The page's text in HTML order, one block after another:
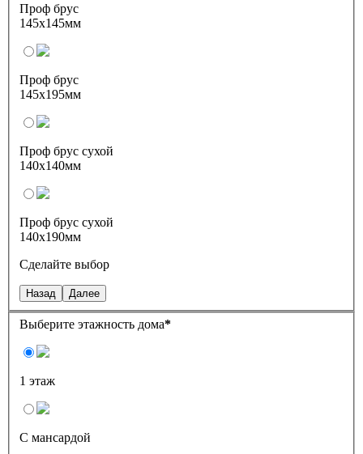
Проф брус
145х145мм
Проф брус
145х195мм
Проф брус сухой
140х140мм
Проф брус сухой
140х190мм
Сделайте выбор
Назад Далее
Выберите этажность дома*
1 этаж
С мансардой